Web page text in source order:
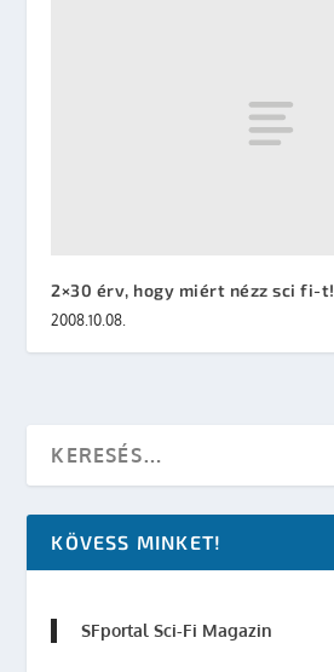
2×30 érv, hogy miért nézz sci fi-t!
2008.10.08.
KÖVESS MINKET!
SFportal Sci-Fi Magazin